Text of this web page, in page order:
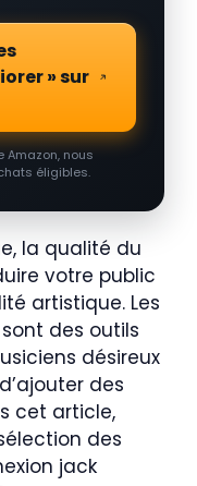
» sur
Amazon, nous
éligibles.
la qualité du
votre public
artistique. Les
des outils
désireux
des
cet article,
des
jack